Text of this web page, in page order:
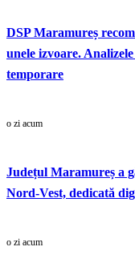
DSP Maramureș
unele izvoare.
temporare
o zi acum
Județul Maramureș a
Nord-Vest, dedicată
o zi acum